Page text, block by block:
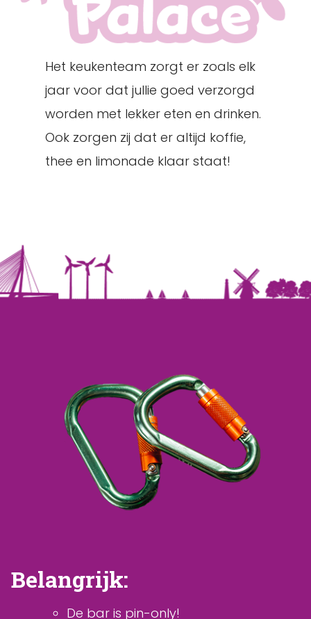
Het keukenteam zorgt er zoals elk
jaar voor dat jullie goed verzorgd
worden met lekker eten en drinken.
Ook zorgen zij dat er altijd koffie,
thee en limonade klaar staat!
Belangrijk:
De bar is pin-only!